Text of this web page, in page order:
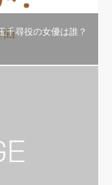
千尋役の女優は誰？